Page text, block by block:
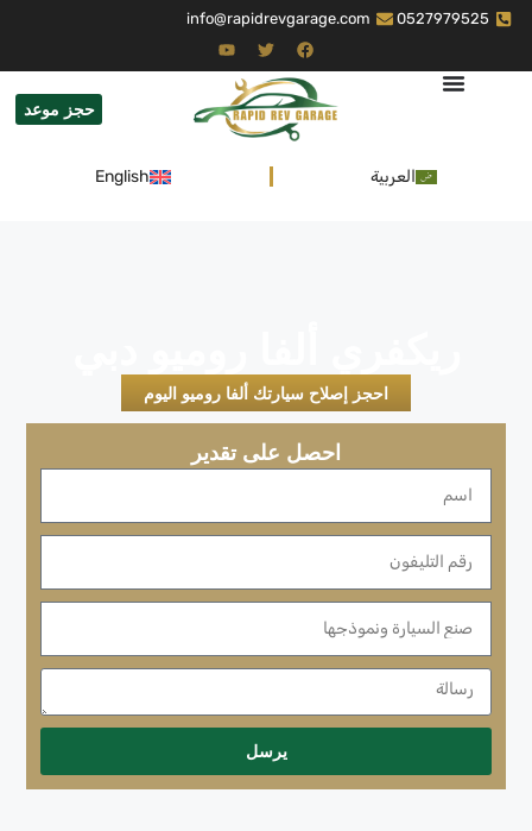
0527979525
info@rapidrevgarage.com
حجز موعد
العربية English
احجز إصلاح سيارتك ألفا روميو اليوم
احصل على تقدير
يرسل